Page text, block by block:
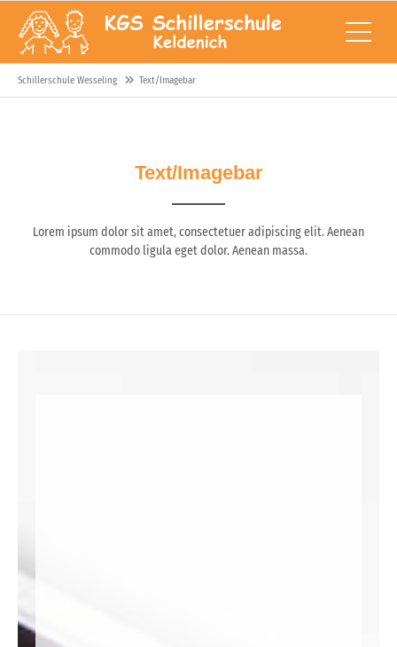
Schillerschule Wesseling Text/Imagebar
Text/Imagebar
Lorem ipsum dolor sit amet, consectetuer adipiscing elit. Aenean
commodo ligula eget dolor. Aenean massa.